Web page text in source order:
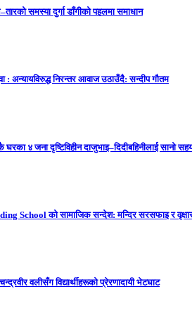
समस्या दुर्गा डाँगीको पहलमा समाधान
अन्यायविरुद्ध निरन्तर आवाज उठाउँदै: सन्दीप गौतम
४ जना दृष्टिविहीन दाजुभाइ–दिदीबहिनीलाई सानो
School को सामाजिक सन्देश: मन्दिर सरसफाइ र
वलीसँग विद्यार्थीहरूको प्रेरणादायी भेटघाट